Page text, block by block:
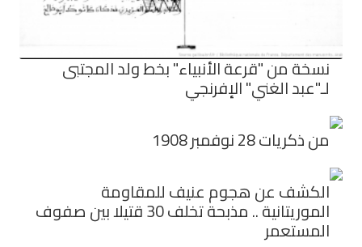
نسخة من "قرعة الأنبياء" بخط ولد المجتبى
لـ"عبد الغني" الإفرنجي
من ذكريات 28 نوفمبر 1908
الكشف عن هجوم عنيف للمقاومة
الموريتانية .. مذبحة تخلف 30 قتيلا بين صفوف
المستعمر